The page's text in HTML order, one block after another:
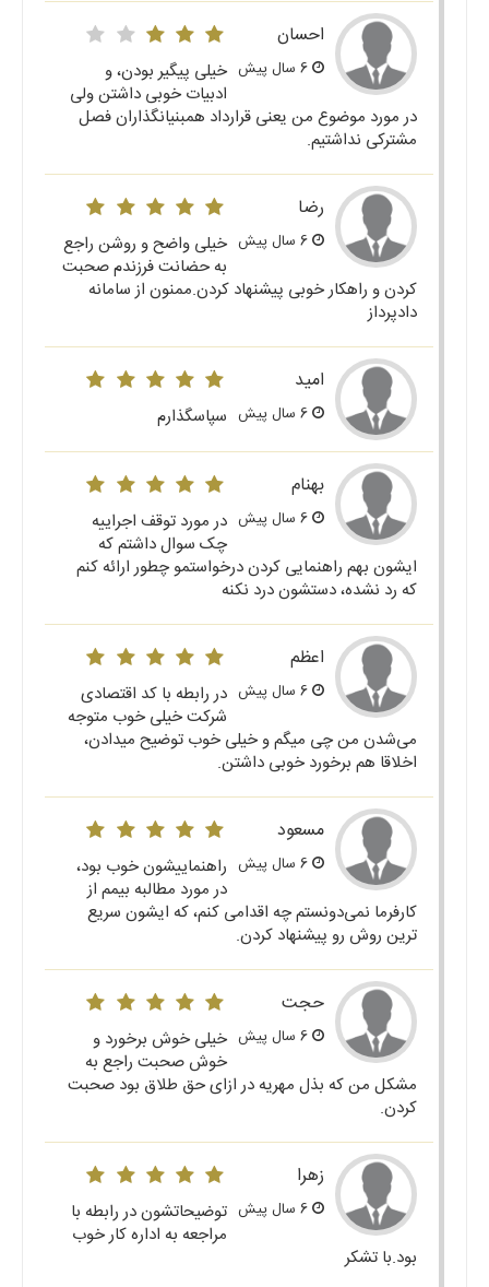
احسان
خیلی پیگیر بودن، و
ادبیات خوبی داشتن ولی
در مورد موضوع من یعنی قرارداد همبنیانگذاران فصل
مشترکی نداشتیم.
رضا
خیلی واضح و روشن راجع
به حضانت فرزندم صحبت
کردن و راهکار خوبی پیشنهاد کردن.ممنون از سامانه
دادپرداز
امید
سپاسگذارم
بهنام
در مورد توقف اجراییه
چک سوال داشتم که
ایشون بهم راهنمایی کردن درخواستمو چطور ارائه کنم
که رد نشده، دستشون درد نکنه
اعظم
در رابطه با کد اقتصادی
شرکت خیلی خوب متوجه
می‌شدن من چی میگم و خیلی خوب توضیح میدادن،
اخلاقا هم برخورد خوبی داشتن.
مسعود
راهنماییشون خوب بود،
در مورد مطالبه بیمم از
کارفرما نمی‌دونستم چه اقدامی کنم، که ایشون سریع
ترین روش رو پیشنهاد کردن.
حجت
خیلی خوش برخورد و
خوش صحبت راجع به
مشکل من که بذل مهریه در ازای حق طلاق بود صحبت
کردن.
زهرا
توضیحاتشون در رابطه با
مراجعه به اداره کار خوب
بود.با تشکر